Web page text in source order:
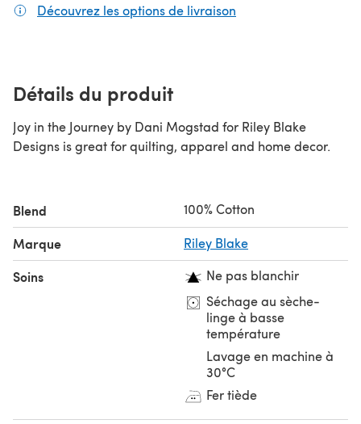
Découvrez les options de livraison
Détails du produit
Joy in the Journey by Dani Mogstad for Riley Blake
Designs is great for quilting, apparel and home decor.
Blend 100% Cotton
Marque Riley Blake
Soins
Ne pas blanchir
Séchage au sèche-
linge à basse
température
Lavage en machine à
30°C
Fer tiède